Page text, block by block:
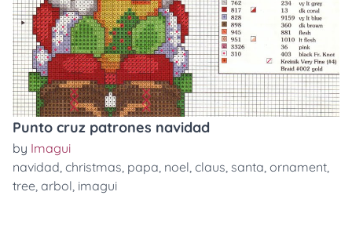
Punto cruz patrones navidad
by Imagui
navidad, christmas, papa, noel, claus, santa, ornament,
tree, arbol, imagui